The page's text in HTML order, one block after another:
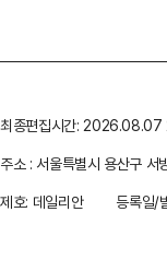
최종편집시간: 2026.08.07
주소 : 서울특별시 용산구
제호: 데일리안
등록일/